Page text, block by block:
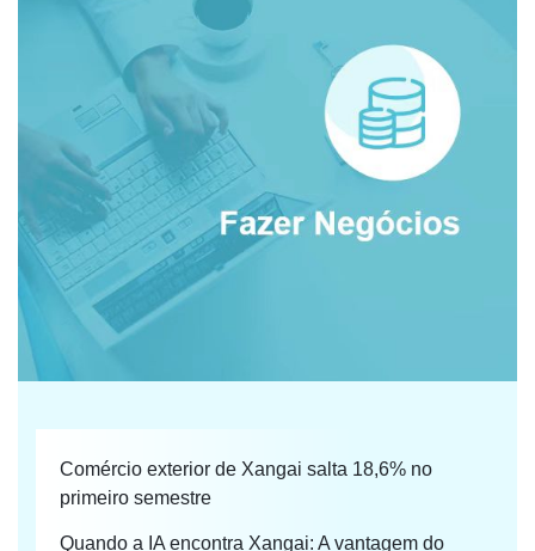
Comércio exterior de Xangai salta 18,6% no
primeiro semestre
Quando a IA encontra Xangai: A vantagem do